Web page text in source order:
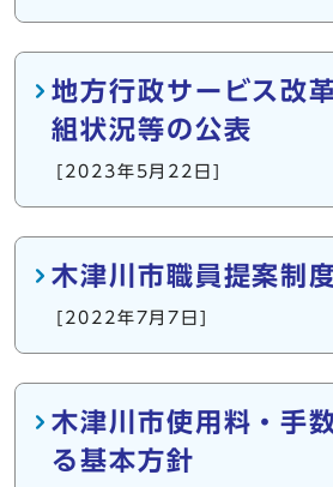
地方行政サービス改
組状況等の公表
[2023年5月22日]
木津川市職員提案制
[2022年7月7日]
木津川市使用料・手
る基本方針